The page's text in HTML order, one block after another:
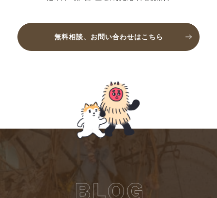
無料相談、お問い合わせはこちら